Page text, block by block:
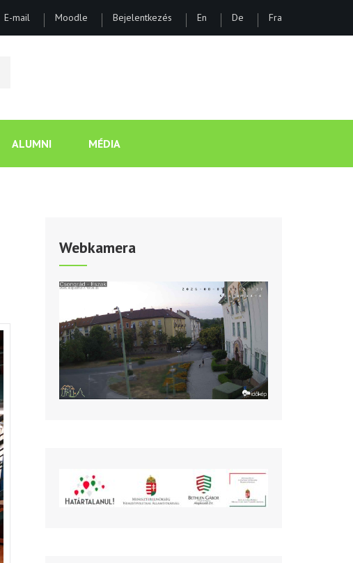
E-mail Moodle Bejelentkezés En De Fra
ALUMNI MÉDIA
Webkamera